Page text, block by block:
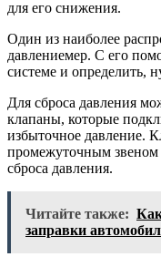
для его снижения.
Один из наиболее
давлениемер. С его
системе и определить,
Для сброса давления
клапаны, которые
избыточное давление.
промежуточным звеном
сброса давления.
Читайте также:
заправки